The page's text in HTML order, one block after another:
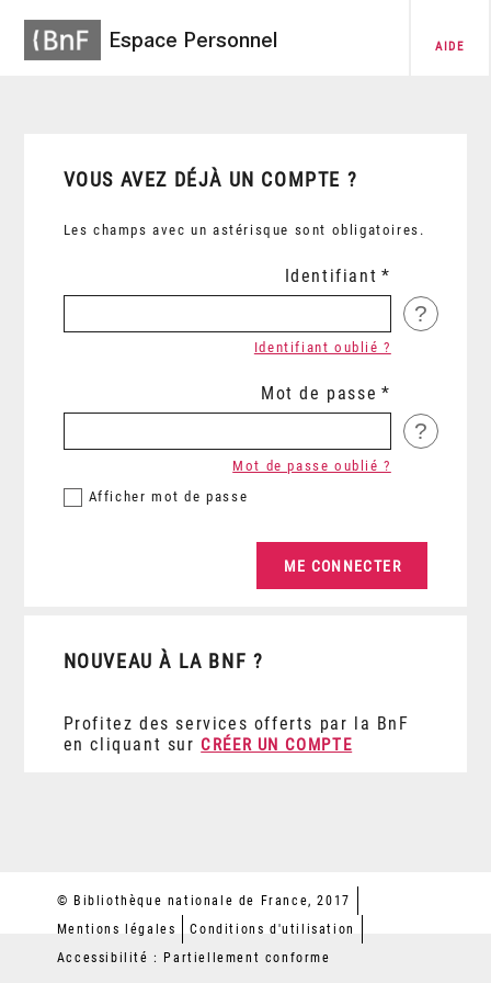
Espace Personnel AIDE
VOUS AVEZ DÉJÀ UN COMPTE ?
Les champs avec un astérisque sont obligatoires.
Identifiant
?
Identifiant oublié ?
Mot de passe
?
Afficher mot de passe
Mot de passe oublié ?
NOUVEAU À LA BNF ?
Profitez des services offerts par la BnF
en cliquant sur CRÉER UN COMPTE
© Bibliothèque nationale de France, 2017
Mentions légales
Conditions d'utilisation
Accessibilité : Partiellement conforme